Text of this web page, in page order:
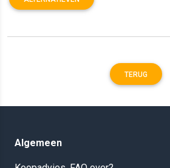
TERUG
Algemeen